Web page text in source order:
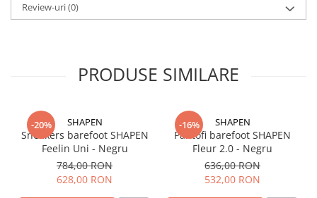
Review-uri(0)
PRODUSE SIMILARE
-20% SHAPEN
Sneakers barefoot SHAPEN
Feelin Uni - Negru
784,00 RON
628,00 RON
-16% SHAPEN
Pantofi barefoot SHAPEN
Fleur 2.0 - Negru
636,00 RON
532,00 RON